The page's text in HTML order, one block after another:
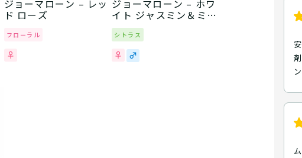
ジョーマローン – レッ
ド ローズ
フローラル
ジョーマローン – ホワ
イト ジャスミン＆ミン
ト
シトラス